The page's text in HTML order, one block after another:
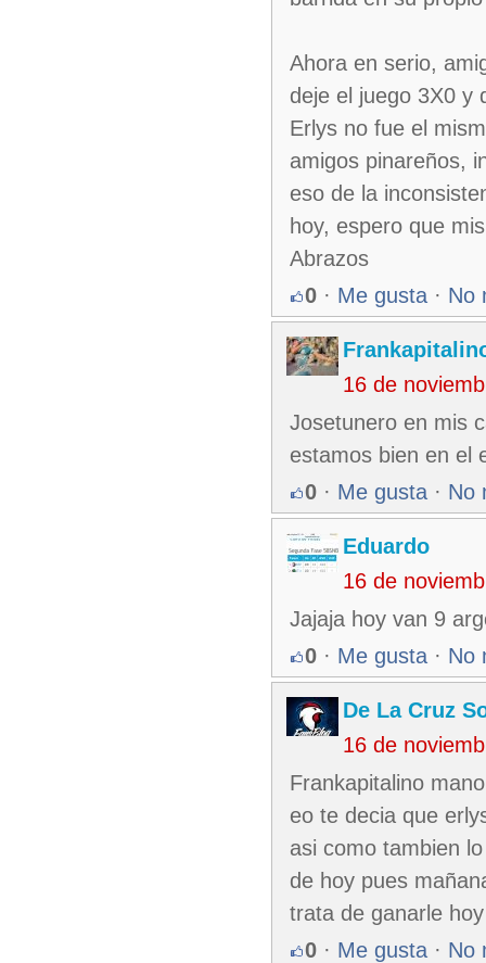
Ahora en serio,
deje el juego 3X0 y
Erlys no fue el
amigos pinareños,
eso de la
hoy, espero que
Abrazos
0 · Me gusta · No
16 de
Josetunero en mis
estamos bien en el
0 · Me gusta · No
Eduardo
16 de
Jajaja hoy van 9
0 · Me gusta · No
De La Cruz
16 de
Frankapitalino
eo te decia que
asi como tambien
de hoy pues
trata de ganarle
0 · Me gusta · No